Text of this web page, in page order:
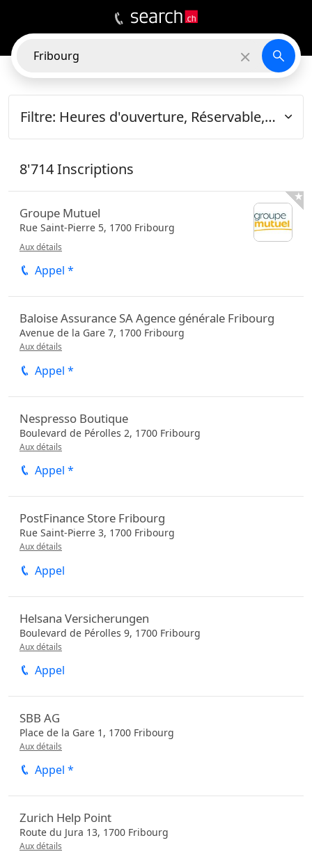
Filtre: Heures d'ouverture, Réservable, Évaluation minimale, Type d'entrée
8'714 Inscriptions

Groupe Mutuel
Rue Saint-Pierre 5, 1700 Fribourg
Aux détails
Appel *
Baloise Assurance SA Agence générale Fribourg
Avenue de la Gare 7, 1700 Fribourg
Aux détails
Appel *
Nespresso Boutique
Boulevard de Pérolles 2, 1700 Fribourg
Aux détails
Appel *
PostFinance Store Fribourg
Rue Saint-Pierre 3, 1700 Fribourg
Aux détails
Appel
Helsana Versicherungen
Boulevard de Pérolles 9, 1700 Fribourg
Aux détails
Appel
SBB AG
Place de la Gare 1, 1700 Fribourg
Aux détails
Appel *
Zurich Help Point
Route du Jura 13, 1700 Fribourg
Aux détails